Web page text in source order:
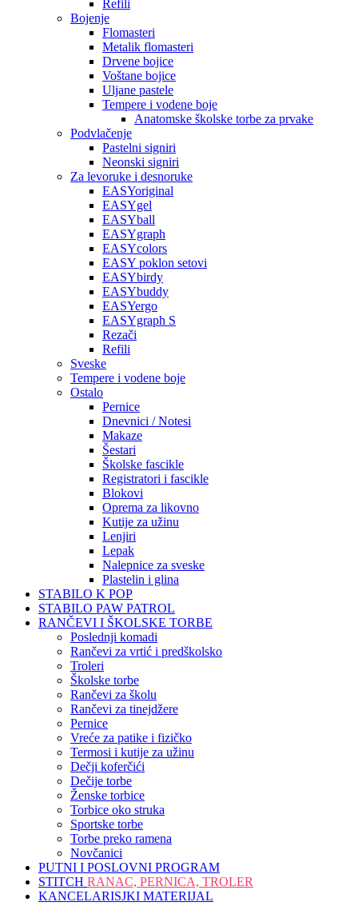
Refili
Bojenje
Flomasteri
Metalik flomasteri
Drvene bojice
Voštane bojice
Uljane pastele
Tempere i vodene boje
Anatomske školske torbe za prvake
Podvlačenje
Pastelni signiri
Neonski signiri
Za levoruke i desnoruke
EASYoriginal
EASYgel
EASYball
EASYgraph
EASYcolors
EASY poklon setovi
EASYbirdy
EASYbuddy
EASYergo
EASYgraph S
Rezači
Refili
Sveske
Tempere i vodene boje
Ostalo
Pernice
Dnevnici / Notesi
Makaze
Šestari
Školske fascikle
Registratori i fascikle
Blokovi
Oprema za likovno
Kutije za užinu
Lenjiri
Lepak
Nalepnice za sveske
Plastelin i glina
STABILO K POP
STABILO PAW PATROL
RANČEVI I ŠKOLSKE TORBE
Poslednji komadi
Rančevi za vrtić i predškolsko
Troleri
Školske torbe
Rančevi za školu
Rančevi za tinejdžere
Pernice
Vreće za patike i fizičko
Termosi i kutije za užinu
Dečji koferčići
Dečije torbe
Ženske torbice
Torbice oko struka
Sportske torbe
Torbe preko ramena
Novčanici
PUTNI I POSLOVNI PROGRAM
STITCH RANAC, PERNICA, TROLER
KANCELARISJKI MATERIJAL